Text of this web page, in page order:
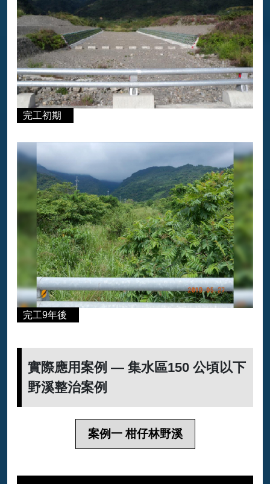
完工初期
完工9年後
實際應用案例 — 集水區150 公頃以下
野溪整治案例
案例一 柑仔林野溪